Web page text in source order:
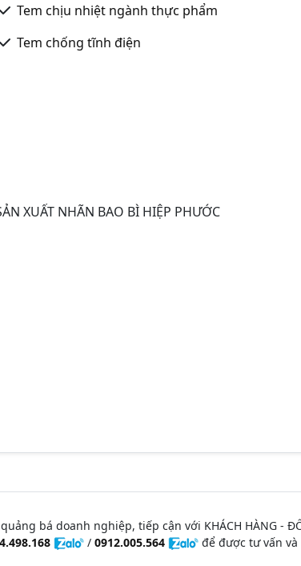
Tem chịu nhiệt ngành thực phẩm
Tem chống tĩnh điện
XUẤT NHÃN BAO BÌ HIỆP PHƯỚC
bá doanh nghiệp, tiếp cận với KHÁCH HÀNG -
/ 0912.005.564 để được tư vấn và